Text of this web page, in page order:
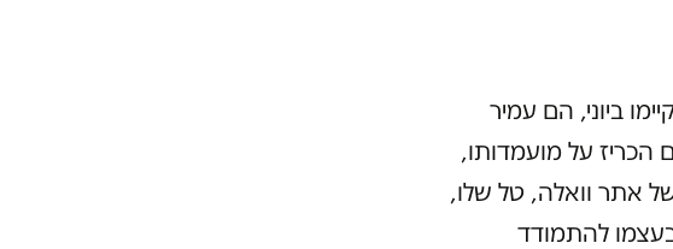
ביוני, הם עמיר
הכריז על מועמדותו,
אתר וואלה, טל שלו,
להתמודד